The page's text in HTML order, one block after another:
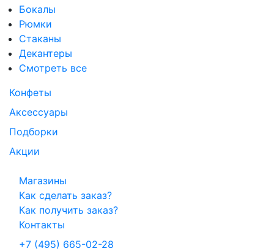
Бокалы
Рюмки
Стаканы
Декантеры
Смотреть все
Конфеты
Аксессуары
Подборки
Акции
Магазины
Как сделать заказ?
Как получить заказ?
Контакты
+7 (495) 665-02-28